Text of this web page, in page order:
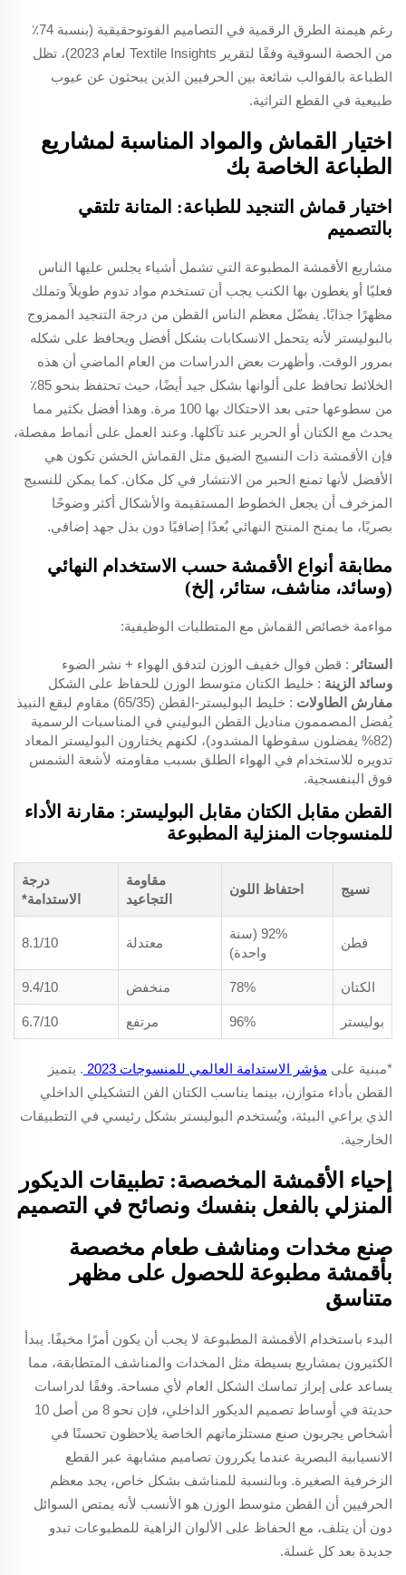
رغم هيمنة الطرق الرقمية في التصاميم الفوتوحقيقية (بنسبة 74٪
من الحصة السوقية وفقًا لتقرير Textile Insights لعام 2023)، تظل
الطباعة بالقوالب شائعة بين الحرفيين الذين يبحثون عن عيوب
طبيعية في القطع التراثية.
اختيار القماش والمواد المناسبة لمشاريع
الطباعة الخاصة بك
اختيار قماش التنجيد للطباعة: المتانة تلتقي
بالتصميم
مشاريع الأقمشة المطبوعة التي تشمل أشياء يجلس عليها الناس
فعليًا أو يغطون بها الكنب يجب أن تستخدم مواد تدوم طويلاً وتملك
مظهرًا جذابًا. يفضّل معظم الناس القطن من درجة التنجيد الممزوج
بالبوليستر لأنه يتحمل الانسكابات بشكل أفضل ويحافظ على شكله
بمرور الوقت. وأظهرت بعض الدراسات من العام الماضي أن هذه
الخلائط تحافظ على ألوانها بشكل جيد أيضًا، حيث تحتفظ بنحو 85٪
من سطوعها حتى بعد الاحتكاك بها 100 مرة. وهذا أفضل بكثير مما
يحدث مع الكتان أو الحرير عند تآكلها. وعند العمل على أنماط مفصلة،
فإن الأقمشة ذات النسيج الضيق مثل القماش الخشن تكون هي
الأفضل لأنها تمنع الحبر من الانتشار في كل مكان. كما يمكن للنسيج
المزخرف أن يجعل الخطوط المستقيمة والأشكال أكثر وضوحًا
بصريًا، ما يمنح المنتج النهائي بُعدًا إضافيًا دون بذل جهد إضافي.
مطابقة أنواع الأقمشة حسب الاستخدام النهائي
(وسائد، مناشف، ستائر، إلخ)
مواءمة خصائص القماش مع المتطلبات الوظيفية:
الستائر : قطن فوال خفيف الوزن لتدفق الهواء + نشر الضوء
وسائد الزينة : خليط الكتان متوسط الوزن للحفاظ على الشكل
مفارش الطاولات : خليط البوليستر-القطن (65/35) مقاوم لبقع النبيذ
يُفضل المصممون مناديل القطن البوليني في المناسبات الرسمية
(82% يفضلون سقوطها المشدود)، لكنهم يختارون البوليستر المعاد
تدويره للاستخدام في الهواء الطلق بسبب مقاومته لأشعة الشمس
فوق البنفسجية.
القطن مقابل الكتان مقابل البوليستر: مقارنة الأداء
للمنسوجات المنزلية المطبوعة
نسيج احتفاظ اللون
مقاومة
التجاعيد
درجة
الاستدامة*
قطن
92% (سنة
واحدة)
معتدلة 8.1/10
الكتان 78% منخفض 9.4/10
بوليستر 96% مرتفع 6.7/10
*مبنية على مؤشر الاستدامة العالمي للمنسوجات 2023
. يتميز
القطن بأداء متوازن، بينما يناسب الكتان الفن التشكيلي الداخلي
الذي يراعي البيئة، ويُستخدم البوليستر بشكل رئيسي في التطبيقات
الخارجية.
إحياء الأقمشة المخصصة: تطبيقات الديكور
المنزلي بالفعل بنفسك ونصائح في التصميم
صنع مخدات ومناشف طعام مخصصة
بأقمشة مطبوعة للحصول على مظهر
متناسق
البدء باستخدام الأقمشة المطبوعة لا يجب أن يكون أمرًا مخيفًا. يبدأ
الكثيرون بمشاريع بسيطة مثل المخدات والمناشف المتطابقة، مما
يساعد على إبراز تماسك الشكل العام لأي مساحة. وفقًا لدراسات
حديثة في أوساط تصميم الديكور الداخلي، فإن نحو 8 من أصل 10
أشخاص يجربون صنع مستلزماتهم الخاصة يلاحظون تحسنًا في
الانسيابية البصرية عندما يكررون تصاميم مشابهة عبر القطع
الزخرفية الصغيرة. وبالنسبة للمناشف بشكل خاص، يجد معظم
الحرفيين أن القطن متوسط الوزن هو الأنسب لأنه يمتص السوائل
دون أن يتلف، مع الحفاظ على الألوان الزاهية للمطبوعات تبدو
جديدة بعد كل غسلة.